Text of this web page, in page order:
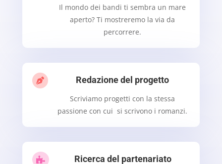
Il mondo dei bandi ti sembra un mare
aperto? Ti mostreremo la via da
percorrere.
 Redazione del progetto
Scriviamo progetti con la stessa
passione con cui si scrivono i romanzi.
 Ricerca del partenariato